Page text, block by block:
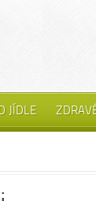
JÍDLE